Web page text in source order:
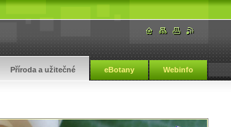
Příroda a užitečné eBotany Webinfo